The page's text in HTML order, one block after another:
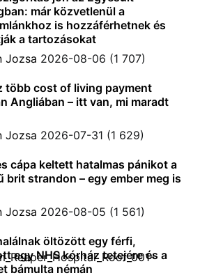
már közvetlenül a
is hozzáférhetnek és
a tartozásokat
Jozsa 2026-08-06 (1 707)
több cost of living payment
Angliában – itt van, mi maradt
Jozsa 2026-07-31 (1 629)
cápa keltett hatalmas pánikot a
brit strandon – egy ember meg is
Jozsa 2026-08-05 (1 561)
öltözött egy férfi,
egy NHS kórház tetejére és a
bámulta némán